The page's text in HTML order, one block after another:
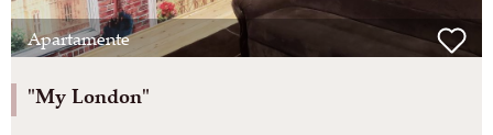
Apartamente
"My London"